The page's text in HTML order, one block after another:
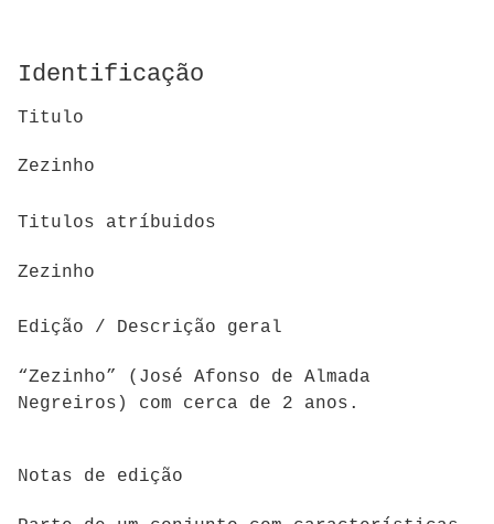
Identificação
Titulo
Zezinho
Titulos atríbuidos
Zezinho
Edição / Descrição geral
“Zezinho” (José Afonso de Almada
Negreiros) com cerca de 2 anos.
Notas de edição